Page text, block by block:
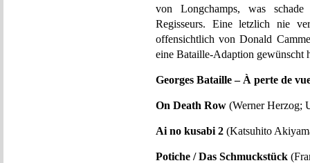
von Longchamps, was
Regisseurs. Eine letzlich nie
offensichtlich von Donald
eine Bataille-Adaption gewünscht
Georges Bataille – À perte de
On Death Row (Werner Herzog;
Ai no kusabi 2 (Katsuhito
Potiche / Das Schmuckstück